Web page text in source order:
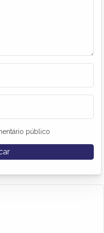
público